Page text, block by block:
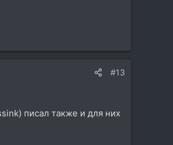
#13
писал также и для них